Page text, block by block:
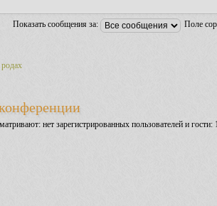
Показать сообщения за: Поле
нет зарегистрированных пользователей и гости: